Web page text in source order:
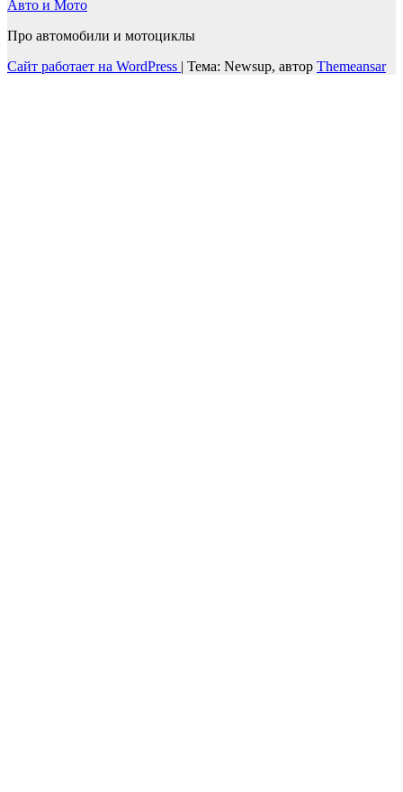
Авто и Мото
Про автомобили и мотоциклы
Сайт работает на WordPress | Тема: Newsup, автор Themeansar